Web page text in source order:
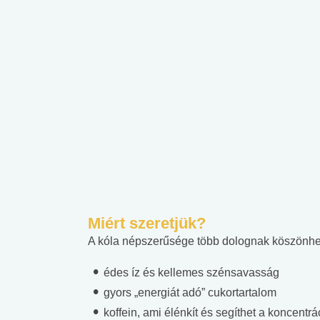
Miért szeretjük?
A kóla népszerűsége több dolognak
édes íz és kellemes szénsavasság
gyors „energiát adó” cukortartalom
koffein, ami élénkít és segíthet a